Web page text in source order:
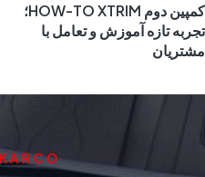
کمپین دوم HOW-TO XTRIM؛
تجربه تازه آموزش و تعامل با
مشتریان